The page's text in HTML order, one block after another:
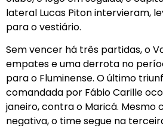
lateral Lucas Piton intervieram,
para o vestiário.
Sem vencer há três partidas, o
empates e uma derrota no
para o Fluminense. O último
comandada por Fábio Carille
janeiro, contra o Maricá. Mesmo
negativa, o time segue na